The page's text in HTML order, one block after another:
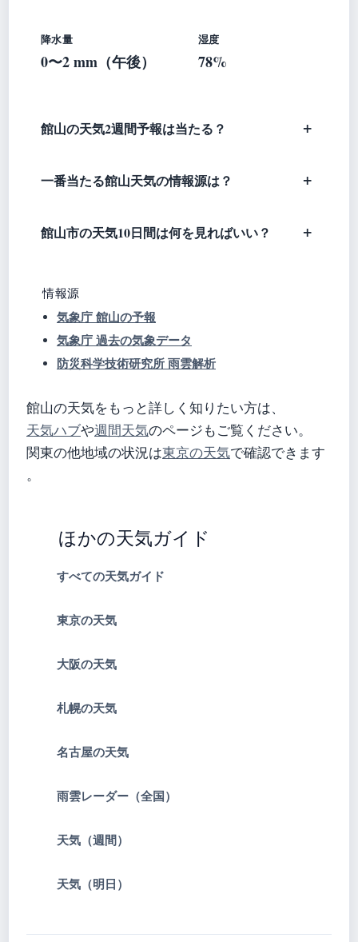
降水量
0〜2 mm（午後）
湿度
78%
館山の天気2週間予報は当たる？
一番当たる館山天気の情報源は？
館山市の天気10日間は何を見ればいい？
情報源
気象庁 館山の予報
気象庁 過去の気象データ
防災科学技術研究所 雨雲解析
館山の天気をもっと詳しく知りたい方は、
天気ハブや週間天気のページもご覧ください。
関東の他地域の状況は東京の天気で確認できます
。
ほかの天気ガイド
すべての天気ガイド
東京の天気
大阪の天気
札幌の天気
名古屋の天気
雨雲レーダー（全国）
天気（週間）
天気（明日）